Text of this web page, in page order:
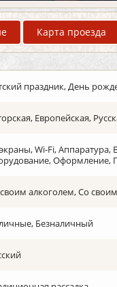
Карта проезда
праздник, День
Европейская,
Wi-Fi,
Оформление,
алкоголем, Со
Безналичный